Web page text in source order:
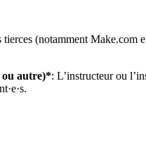
(notamment Make.com
ou autre)*: L’instructeur ou